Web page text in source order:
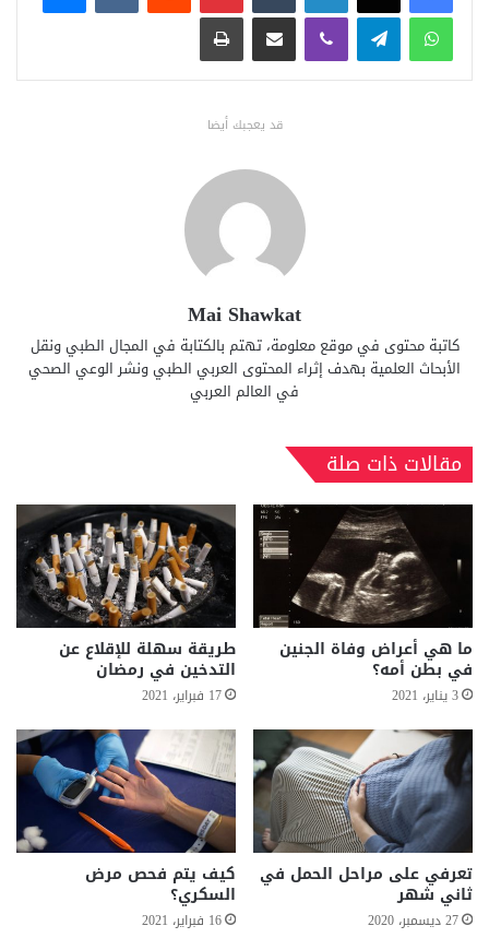
واتساب تيلقرام ڤايبر مشاركة عبر البريد طباعة
قد يعجبك أيضا
Mai Shawkat
كاتبة محتوى في موقع معلومة، تهتم بالكتابة في المجال الطبي ونقل
الأبحاث العلمية بهدف إثراء المحتوى العربي الطبي ونشر الوعي الصحي
في العالم العربي
مقالات ذات صلة
ما هي أعراض وفاة الجنين
في بطن أمه؟
3 يناير، 2021
طريقة سهلة للإقلاع عن
التدخين في رمضان
17 فبراير، 2021
تعرفي على مراحل الحمل في
ثاني شهر
27 ديسمبر، 2020
كيف يتم فحص مرض
السكري؟
16 فبراير، 2021